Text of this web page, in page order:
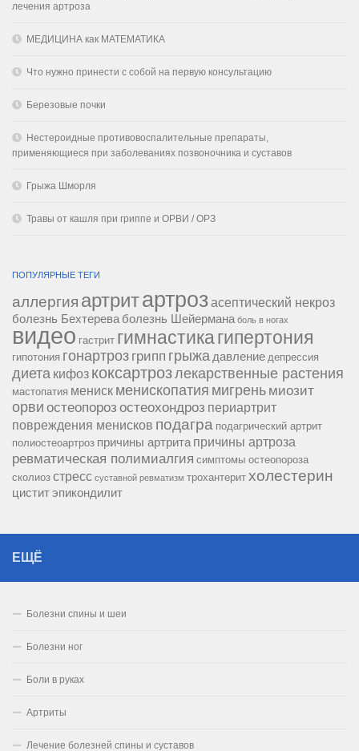
лечения артроза
МЕДИЦИНА как МАТЕМАТИКА
Что нужно принести с собой на первую консультацию
Березовые почки
Нестероидные противовоспалительные препараты,
применяющиеся при заболеваниях позвоночника и суставов
Грыжа Шморля
Травы от кашля при гриппе и ОРВИ / ОРЗ
ПОПУЛЯРНЫЕ ТЕГИ
аллергия артритартрозасептический некроз
болезнь Бехтерева болезнь Шейермана боль в ногах
видео гастрит гимнастикагипертония
гипотония гонартроз грипп грыжа давление депрессия
диета кифоз коксартроз лекарственные растения
мастопатия мениск менископатия мигрень миозит
орви остеопороз остеохондроз периартрит
повреждения менисков подагра подагрический артрит
полиостеоартроз причины артрита причины артроза
ревматическая полимиалгия симптомы остеопороза
сколиоз стресс суставной ревматизм трохантерит холестерин
циститэпикондилит
ЕЩЁ
Болезни спины и шеи
Болезни ног
Боли в руках
Артриты
Лечение болезней спины и суставов